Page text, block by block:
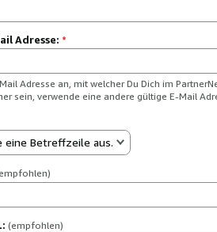
Adresse: *
Adresse an, mit welcher Du Dich im
sein, verwende eine andere gültige E-Mail
eine Betreffzeile aus.
(empfohlen)